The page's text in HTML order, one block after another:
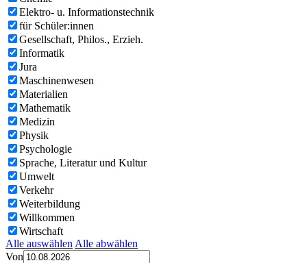
Elektro- u. Informationstechnik
für Schüler:innen
Gesellschaft, Philos., Erzieh.
Informatik
Jura
Maschinenwesen
Materialien
Mathematik
Medizin
Physik
Psychologie
Sprache, Literatur und Kultur
Umwelt
Verkehr
Weiterbildung
Willkommen
Wirtschaft
Alle auswählen Alle abwählen
Von